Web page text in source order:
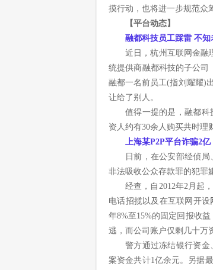
摸行动，也将进一步规范众
【平台动态】
融都科技员工踩雷 不
近日，杭州互联网金融
统提供商融都科技的子公司
融都一名前员工(指刘耀耀)
让给了别人。
值得一提的是，融都
资人约有30余人购买共时理
上海某P2P平台诈骗2
日前，在公安部经侦
非法吸收公众存款罪的犯罪
经查，自2012年2月起
电话招揽以及在互联网开设
年8%至15%的固定回报收
逃，而公司账户仅剩几十万
警方通过冻结银行资
案资金共计1亿余元。另据